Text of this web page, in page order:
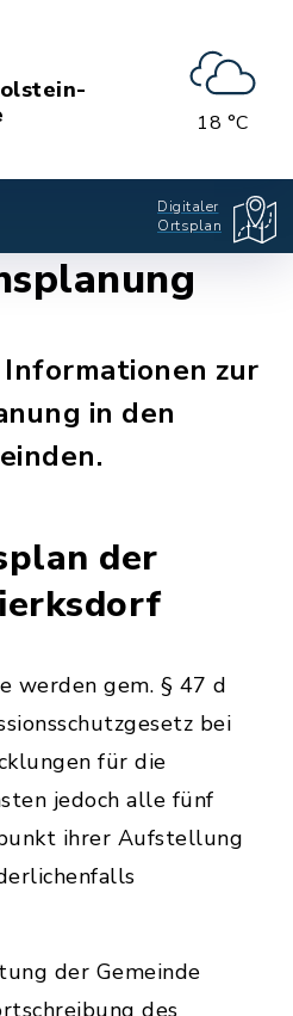
18 °C
Digitaler
Ortsplan
zur
in den
der
werden gem. § 47 d
bei
für die
jedoch alle fünf
ihrer Aufstellung
der Gemeinde
des